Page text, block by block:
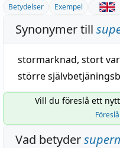
Betydelser Exempel
Synonymer till
stormarknad, stort
större
Vill du föreslå ett
Föreslå
Vad betyder